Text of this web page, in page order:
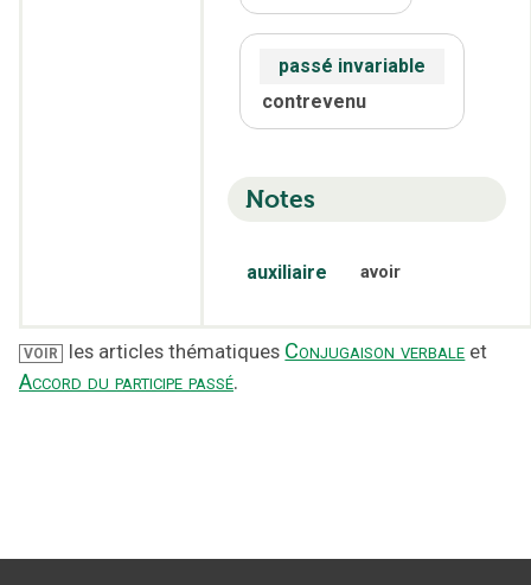
passé invariable
contrevenu
Notes
auxiliaire avoir
VOIR les articles thématiques Conjugaison verbale et
Accord du participe passé.